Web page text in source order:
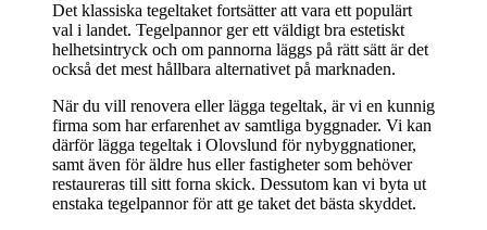
Det klassiska tegeltaket fortsätter att vara ett populärt
val i landet. Tegelpannor ger ett väldigt bra estetiskt
helhetsintryck och om pannorna läggs på rätt sätt är det
också det mest hållbara alternativet på marknaden.
När du vill renovera eller lägga tegeltak, är vi en kunnig
firma som har erfarenhet av samtliga byggnader. Vi kan
därför lägga tegeltak i Olovslund för nybyggnationer,
samt även för äldre hus eller fastigheter som behöver
restaureras till sitt forna skick. Dessutom kan vi byta ut
enstaka tegelpannor för att ge taket det bästa skyddet.